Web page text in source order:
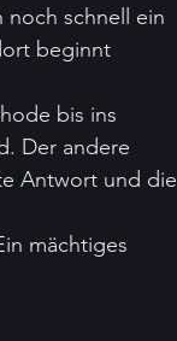
noch schnell ein
beginnt
bis ins
Der andere
Antwort und die
mächtiges